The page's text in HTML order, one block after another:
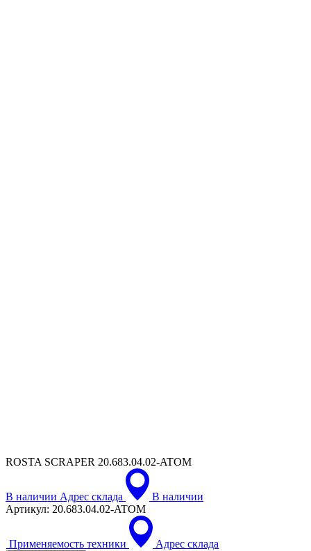
ROSTA SCRAPER 20.683.04.02-ATOM
В наличии Адрес склада
В наличии
Артикул: 20.683.04.02-ATOM
Применяемость техники Адрес склада